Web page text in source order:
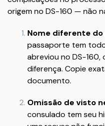
origem no DS-160 — não
Nome diferente
passaporte tem
abreviou no DS-
diferença. Copie
documento.
Omissão de visto
consulado tem seu